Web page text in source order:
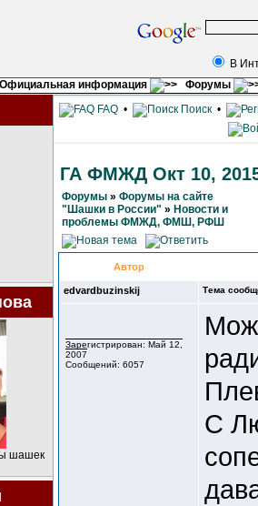
В
Официальная информация Форумы
шашек
FAQ • Поиск •
ГА ФМЖД Окт 10,
Форумы » Форумы на сайте
"Шашки в России" » Новости и
проблемы ФМЖД, ФМШ, РФШ
Автор
edvardbuzinskij Тема
Зарегистрирован: Май 12,
2007
Сообщений: 6057
С